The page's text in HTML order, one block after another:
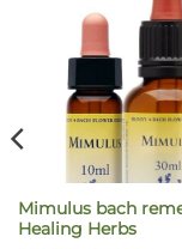
Mimulus bach
Healing Herbs